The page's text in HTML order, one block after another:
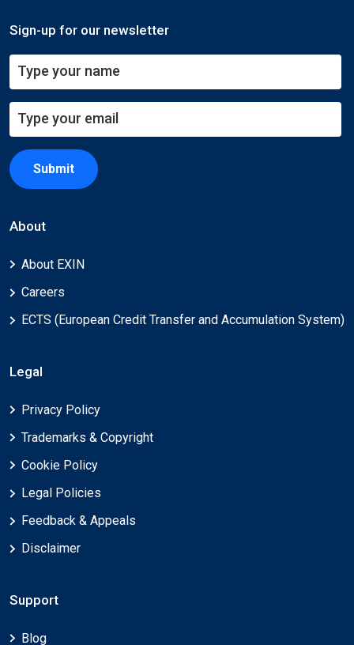
Sign-up for our newsletter
Submit
About
About EXIN
Careers
ECTS (European Credit Transfer and Accumulation System)
Legal
Privacy Policy
Trademarks & Copyright
Cookie Policy
Legal Policies
Feedback & Appeals
Disclaimer
Support
Blog